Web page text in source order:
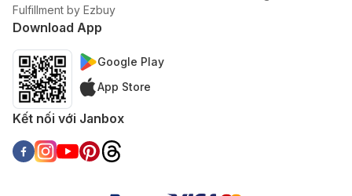
Fulfillment by Ezbuy
Download App
Google Play
App Store
Kết nối với Janbox